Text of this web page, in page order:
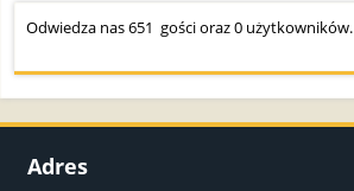
Odwiedza nas 651 gości oraz 0 użytkowników.
Adres